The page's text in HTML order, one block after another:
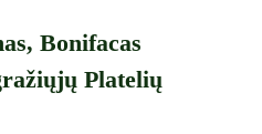
Bonifacas
Platelių